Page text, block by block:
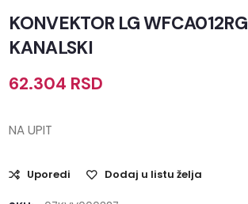
KONVEKTOR LG
KANALSKI
62.304 RSD
NA UPIT
Uporedi Dodaj u listu želja